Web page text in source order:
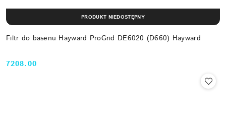
Filtr do basenu Hayward ProGrid DE6020 (D660) Hayward
Cena:
7208.00
PRODUKT NIEDOSTĘPNY